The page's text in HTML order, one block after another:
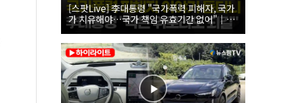
[스팟Live] 李대통령 "국가폭력 피해자, 국가
가 치유해야…국가 책임 유효기간 없어"｜
26.08.07 국가폭력 피해자 위로 오찬